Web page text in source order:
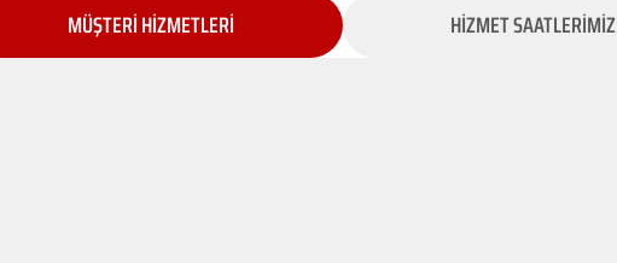
MÜŞTERİ HİZMETLERİ HİZMET SAATLERİMİZ